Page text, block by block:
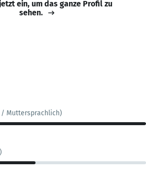
ein, um das ganze Profil zu
sehen.
/ Muttersprachlich)